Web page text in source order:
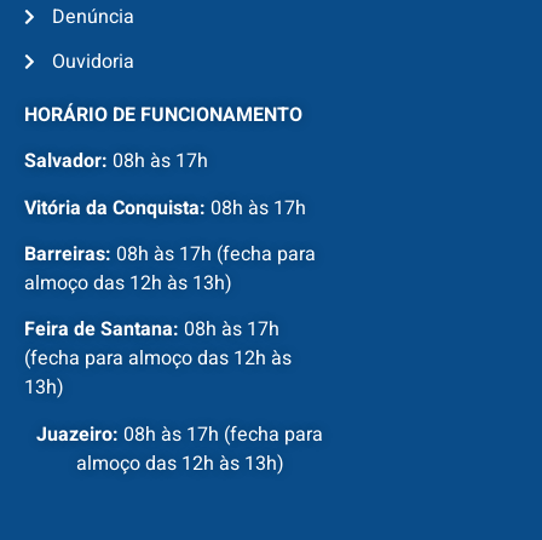
Denúncia
Ouvidoria
HORÁRIO DE FUNCIONAMENTO
Salvador: 08h às 17h
Vitória da Conquista: 08h às 17h
Barreiras: 08h às 17h (fecha para
almoço das 12h às 13h)
Feira de Santana: 08h às 17h
(fecha para almoço das 12h às
13h)
Juazeiro: 08h às 17h (fecha para
almoço das 12h às 13h)